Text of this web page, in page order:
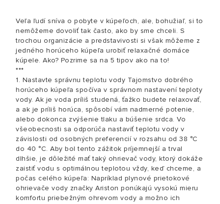
Veľa ľudí sníva o pobyte v kúpeľoch, ale, bohužiaľ, si to
nemôžeme dovoliť tak často, ako by sme chceli. S
trochou organizácie a predstavivosti si však môžeme z
jedného horúceho kúpeľa urobiť relaxačné domáce
kúpele. Ako? Pozrime sa na 5 tipov ako na to!
***
1. Nastavte správnu teplotu vody Tajomstvo dobrého
horúceho kúpeľa spočíva v správnom nastavení teploty
vody. Ak je voda príliš studená, ťažko budete relaxovať,
a ak je príliš horúca, spôsobí vám nadmerné potenie,
alebo dokonca zvýšenie tlaku a búšenie srdca. Vo
všeobecnosti sa odporúča nastaviť teplotu vody v
závislosti od osobných preferencií v rozsahu od 38 °C
do 40 °C. Aby bol tento zážitok príjemnejší a trval
dlhšie, je dôležité mať taký ohrievač vody, ktorý dokáže
zaistiť vodu s optimálnou teplotou vždy, keď chceme, a
počas celého kúpeľa: Napríklad plynové prietokové
ohrievače vody značky Ariston ponúkajú vysokú mieru
komfortu priebežným ohrevom vody a možno ich